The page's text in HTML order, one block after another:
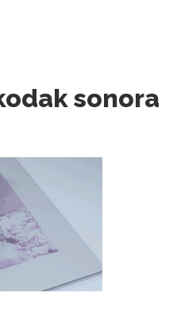
sonora